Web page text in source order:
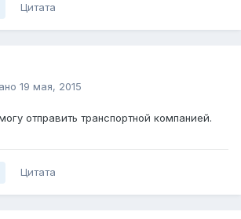
Цитата
19 мая, 2015
отправить транспортной компанией.
Цитата